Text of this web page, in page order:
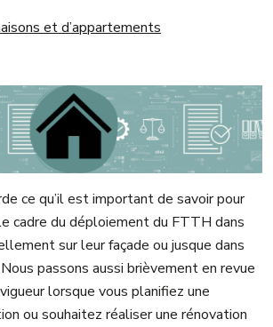
et d’appartements
ce qu’il est important de savoir pour
cadre du déploiement du FTTH dans
sur leur façade ou jusque dans
passons aussi brièvement en revue
lorsque vous planifiez une
ou souhaitez réaliser une rénovation